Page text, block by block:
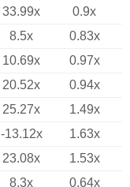
33.99x
0.9x
8.5x
0.83x
10.69x
0.97x
20.52x
0.94x
25.27x
1.49x
-13.12x
1.63x
23.08x
1.53x
8.3x
0.64x